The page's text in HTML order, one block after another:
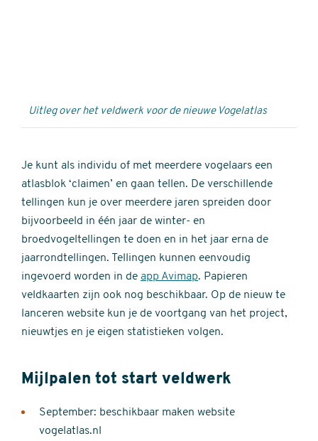
Uitleg over het veldwerk voor de nieuwe Vogelatlas
Je kunt als individu of met meerdere vogelaars een
atlasblok ‘claimen’ en gaan tellen. De verschillende
tellingen kun je over meerdere jaren spreiden door
bijvoorbeeld in één jaar de winter- en
broedvogeltellingen te doen en in het jaar erna de
jaarrondtellingen. Tellingen kunnen eenvoudig
ingevoerd worden in de app Avimap. Papieren
veldkaarten zijn ook nog beschikbaar. Op de nieuw te
lanceren website kun je de voortgang van het project,
nieuwtjes en je eigen statistieken volgen.
Mijlpalen tot start veldwerk
September: beschikbaar maken website
vogelatlas.nl